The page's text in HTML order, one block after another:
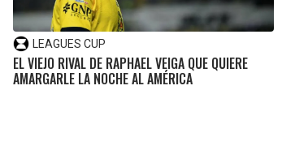
LEAGUES CUP
EL VIEJO RIVAL DE RAPHAEL VEIGA QUE QUIERE
AMARGARLE LA NOCHE AL AMÉRICA